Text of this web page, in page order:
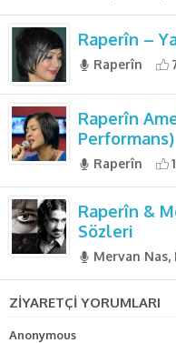
Raperîn –
Raperîn
Raperîn
Performans)
Raperîn
Raperîn &
Sözleri
Mervan Nas,
ZİYARETÇİ YORUMLARI
Anonymous